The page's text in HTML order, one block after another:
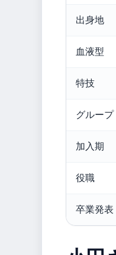
出身地
血液型
特技
グループ
加入期
役職
卒業発表